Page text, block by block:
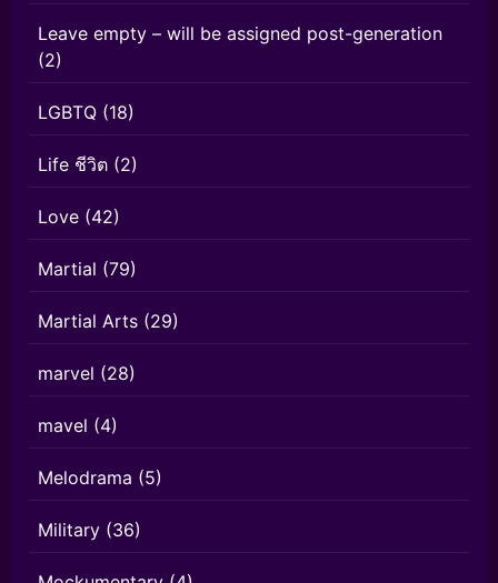
Leave empty – will be assigned post-generation
(2)
LGBTQ (18)
Life ชีวิต (2)
Love (42)
Martial (79)
Martial Arts (29)
marvel (28)
mavel (4)
Melodrama (5)
Military (36)